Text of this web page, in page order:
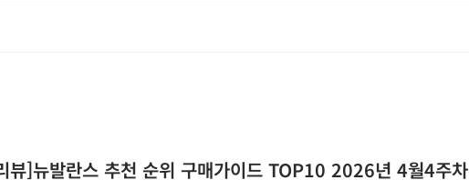
뷰]뉴발란스 추천 순위 구매가이드 TOP10 2026년 4월4주차